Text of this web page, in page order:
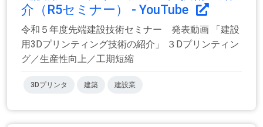
介（R5セミナー） - YouTube
令和５年度先端建設技術セミナー 発表動画 「建設
用3Dプリンティング技術の紹介」 ３Dプリンティン
グ／生産性向上／工期短縮
3Dプリンタ 建築 建設業